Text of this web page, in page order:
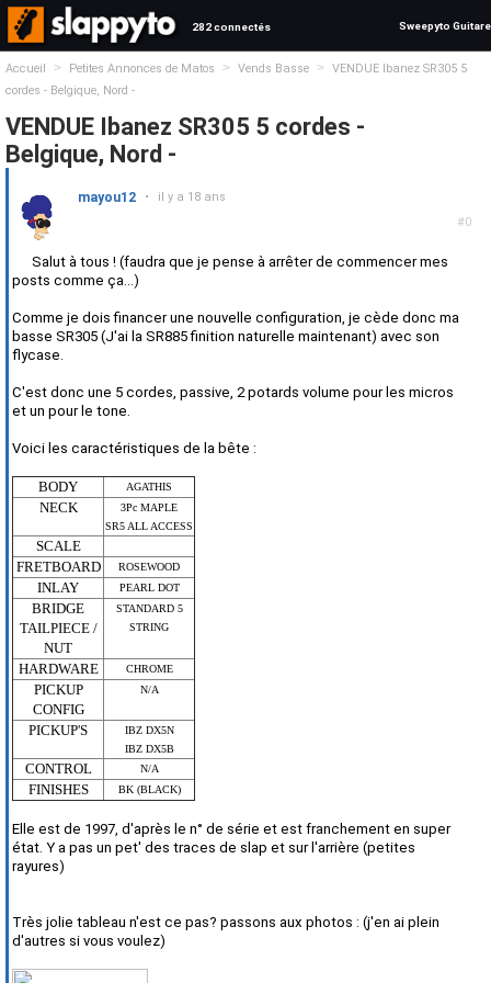
282 connectés Sweepyto Guitare
Accueil > Petites Annonces de Matos > Vends Basse >
VENDUE Ibanez SR305 5
cordes - Belgique, Nord -
VENDUE Ibanez SR305 5 cordes -
Belgique, Nord -
#0
mayou12 • il y a 18 ans
Salut à tous ! (faudra que je pense à arrêter de commencer mes
posts comme ça...)
Comme je dois financer une nouvelle configuration, je cède donc ma
basse SR305 (J'ai la SR885 finition naturelle maintenant) avec son
flycase.
C'est donc une 5 cordes, passive, 2 potards volume pour les micros
et un pour le tone.
Voici les caractéristiques de la bête :
BODY AGATHIS
NECK
3Pc MAPLE
SR5 ALL ACCESS
SCALE
FRETBOARD
ROSEWOOD
INLAY PEARL DOT
BRIDGE
TAILPIECE /
NUT
STANDARD 5
STRING
HARDWARE CHROME
PICKUP
CONFIG
N/A
PICKUP'S
IBZ DX5N
IBZ DX5B
CONTROL N/A
FINISHES BK (BLACK)
Elle est de 1997, d'après le n° de série et est franchement en super
état. Y a pas un pet' des traces de slap et sur l'arrière (petites
rayures)
Très jolie tableau n'est ce pas? passons aux photos : (j'en ai plein
d'autres si vous voulez)